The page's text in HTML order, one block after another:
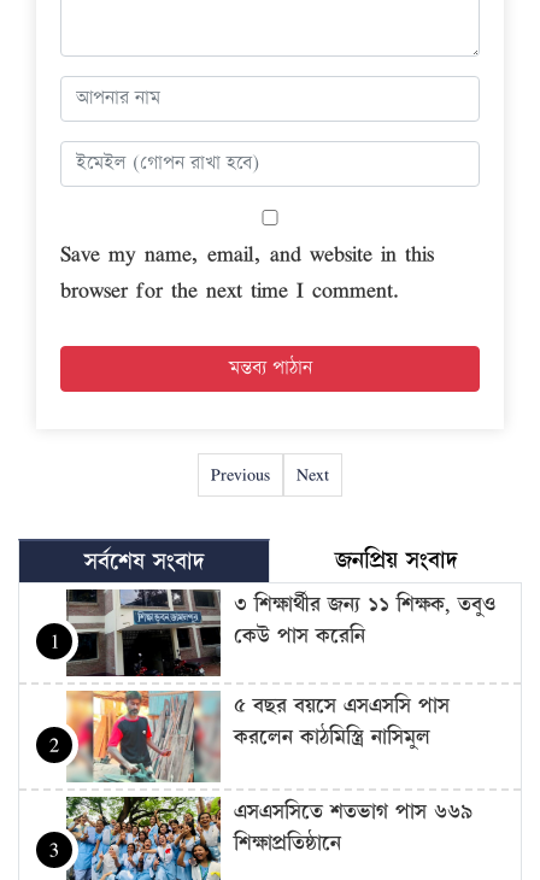
Save my name, email, and website in this
browser for the next time I comment.
Previous Next
সর্বশেষ সংবাদ জনপ্রিয় সংবাদ
1
৩ শিক্ষার্থীর জন্য ১১ শিক্ষক, তবুও
কেউ পাস করেনি
2
৫ বছর বয়সে এসএসসি পাস
করলেন কাঠমিস্ত্রি নাসিমুল
3
এসএসসিতে শতভাগ পাস ৬৬৯
শিক্ষাপ্রতিষ্ঠানে